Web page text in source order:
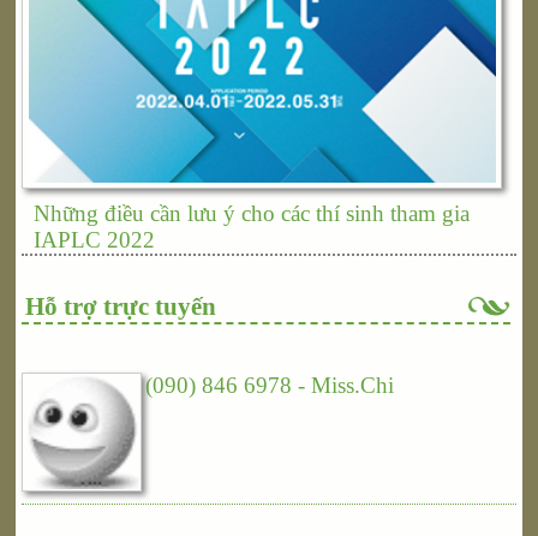
Những điều cần lưu ý cho các thí sinh tham gia
IAPLC 2022
Hỗ trợ trực tuyến
(090) 846 6978 - Miss.Chi